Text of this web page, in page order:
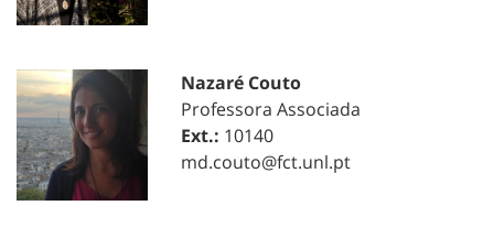
Nazaré Couto
Professora Associada
Ext.: 10140
md.couto@fct.unl.pt